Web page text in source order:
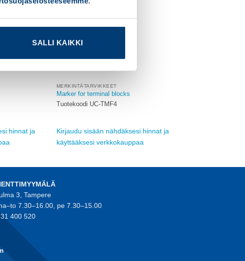
SALLI KAIKKI
hinnat ja
MERKINTÄTARVIKKEET
Marker for terminal blocks
Tuotekoodi UC-TMF4
Kirjaudu sisään nähdäksesi hinnat ja
käyttääksesi verkkokauppaa
3, Tampere
7.30–16.00, pe 7.30–15.00
400 520